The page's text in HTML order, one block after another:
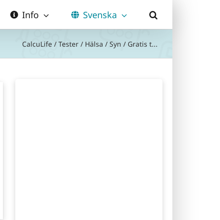
Info Svenska
CalcuLife / Tester / Hälsa / Syn / Gratis t...